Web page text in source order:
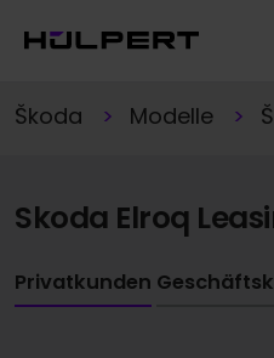
Škoda Modelle
Skoda Elroq
Privatkunden